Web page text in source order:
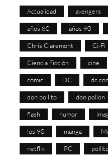
Actualidad avengers
años 80 años 90
Chris Claremont Ci-Fi
Ciencia Ficción cine
cómic DC dc
don pollito don pollon
flash humor
los 90 manga
netflix PC